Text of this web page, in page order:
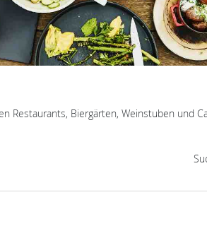
Restaurants, Biergärten, Weinstuben und